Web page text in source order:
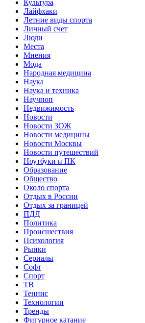
Культура
Лайфхаки
Летние виды спорта
Личный счет
Люди
Места
Мнения
Мода
Народная медицина
Наука
Наука и техника
Научпоп
Недвижимость
Новости
Новости ЗОЖ
Новости медицины
Новости Москвы
Новости путешествий
Ноутбуки и ПК
Образование
Общество
Около спорта
Отдых в России
Отдых за границей
ПДД
Политика
Происшествия
Психология
Рынки
Сериалы
Софт
Спорт
ТВ
Теннис
Технологии
Тренды
Фигурное катание